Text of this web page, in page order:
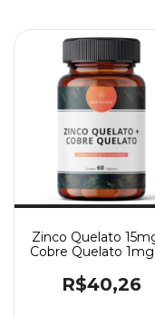
Zinco Quelato
Cobre Quelato
R$40,26